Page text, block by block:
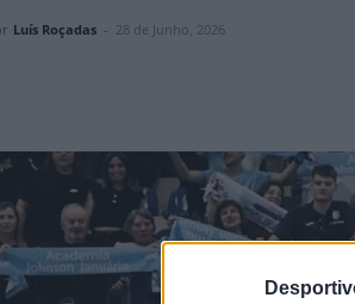
Luís Roçadas - 28 de Junho, 2026